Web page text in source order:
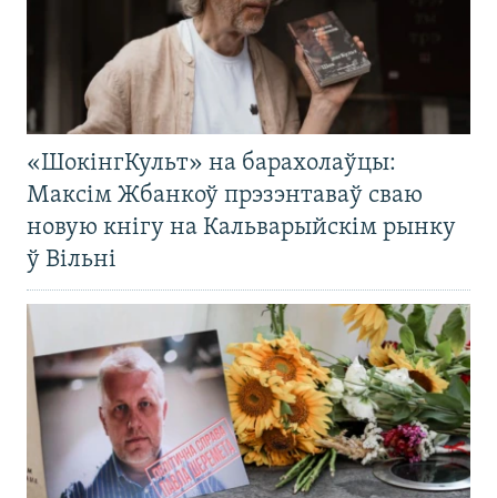
«ШокінгКульт» на барахолаўцы:
Максім Жбанкоў прэзэнтаваў сваю
новую кнігу на Кальварыйскім рынку
ў Вільні